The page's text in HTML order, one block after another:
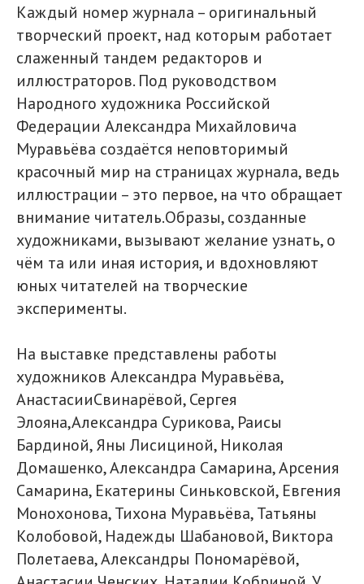
Каждый номер журнала – оригинальный
творческий проект, над которым работает
слаженный тандем редакторов и
иллюстраторов. Под руководством
Народного художника Российской
Федерации Александра Михайловича
Муравьёва создаётся неповторимый
красочный мир на страницах журнала, ведь
иллюстрации – это первое, на что обращает
внимание читатель.Образы, созданные
художниками, вызывают желание узнать, о
чём та или иная история, и вдохновляют
юных читателей на творческие
эксперименты.
На выставке представлены работы
художников Александра Муравьёва,
АнастасииСвинарёвой, Сергея
Элояна,Александра Сурикова, Раисы
Бардиной, Яны Лисициной, Николая
Домашенко, Александра Самарина, Арсения
Самарина, Екатерины Синьковской, Евгения
Монохонова, Тихона Муравьёва, Татьяны
Колобовой, Надежды Шабановой, Виктора
Полетаева, Александры Пономарёвой,